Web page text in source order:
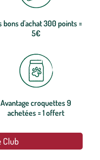
bons d'achat 300 points =
5€
Avantage croquettes 9
achetées = 1 offert
Club